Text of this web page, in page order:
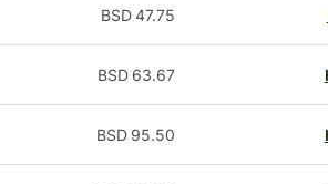
47.75
BSD
63.67
BSD
95.50
BSD